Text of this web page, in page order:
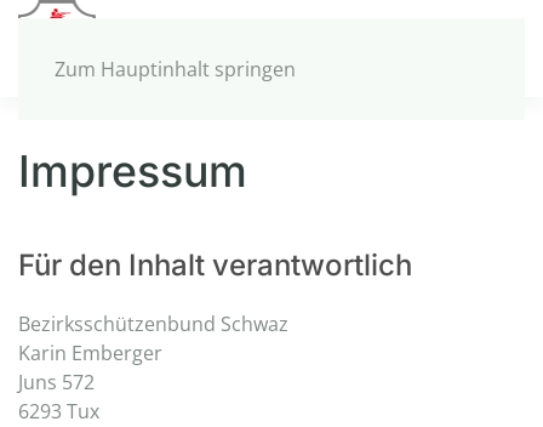
Zum Hauptinhalt springen
Impressum
Für den Inhalt verantwortlich
Bezirksschützenbund Schwaz
Karin Emberger
Juns 572
6293 Tux